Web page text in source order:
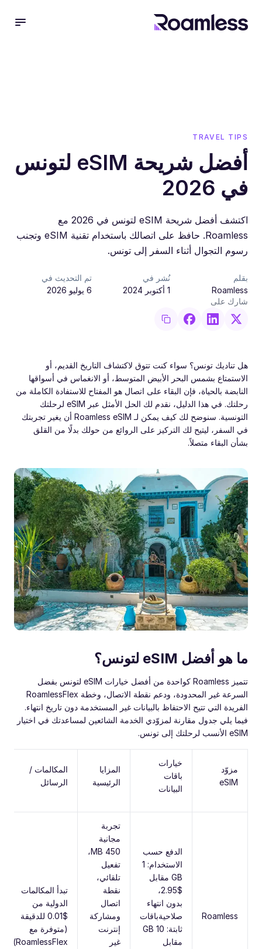
TRAVEL TIPS
أفضل شريحة eSIM لتونس
في 2026
اكتشف أفضل شريحة eSIM لتونس في 2026 مع
Roamless. حافظ على اتصالك باستخدام تقنية eSIM وتجنب
رسوم التجوال أثناء السفر إلى تونس.
بقلم
Roamless
نُشر في
1 أكتوبر 2024
تم التحديث في
6 يوليو 2026
شارك على
هل تناديك تونس؟ سواء كنت تتوق لاكتشاف التاريخ القديم، أو
الاستمتاع بشمس البحر الأبيض المتوسط، أو الانغماس في أسواقها
النابضة بالحياة، فإن البقاء على اتصال هو المفتاح للاستفادة الكاملة من
رحلتك. في هذا الدليل، نقدم لك الحل الأمثل عبر eSIM لرحلتك
التونسية. سنوضح لك كيف يمكن لـ Roamless eSIM أن يغير تجربتك
في السفر، ليتيح لك التركيز على الروائع من حولك بدلًا من القلق
بشأن البقاء متصلاً.
ما هو أفضل eSIM لتونس؟
تتميز Roamless كواحدة من أفضل خيارات eSIM لتونس بفضل
السرعة غير المحدودة، ودعم نقطة الاتصال، وخطة RoamlessFlex
الفريدة التي تتيح الاحتفاظ بالبيانات غير المستخدمة دون تاريخ انتهاء.
فيما يلي جدول مقارنة لمزوّدي الخدمة الشائعين لمساعدتك في اختيار
eSIM الأنسب لرحلتك إلى تونس.
مزوّد
eSIM
خيارات
باقات
البيانات
المزايا
الرئيسية
المكالمات /
الرسائل
Roamless
الدفع حسب
الاستخدام: 1
GB مقابل
$2.95،
بدون انتهاء
صلاحيةباقات
ثابتة: 10 GB
مقابل
تجربة
مجانية
450 MB،
تفعيل
تلقائي،
نقطة
اتصال
ومشاركة
إنترنت
غير
تبدأ المكالمات
الدولية من
$0.01 للدقيقة
(متوفرة مع
RoamlessFlex)